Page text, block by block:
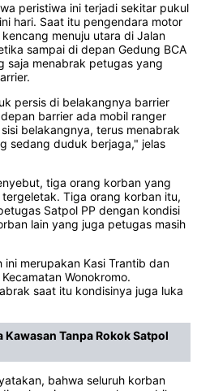
peristiwa ini terjadi sekitar pukul
hari. Saat itu pengendara motor
menuju utara di Jalan
sampai di depan Gedung BCA
saja menabrak petugas yang
persis di belakangnya barrier
barrier ada mobil ranger
belakangnya, terus menabrak
sedang duduk berjaga," jelas
tiga orang korban yang
Tiga orang korban itu,
Satpol PP dengan kondisi
lain yang juga petugas masih
merupakan Kasi Trantib dan
Wonokromo.
saat itu kondisinya juga luka
Kawasan Tanpa Rokok Satpol
bahwa seluruh korban